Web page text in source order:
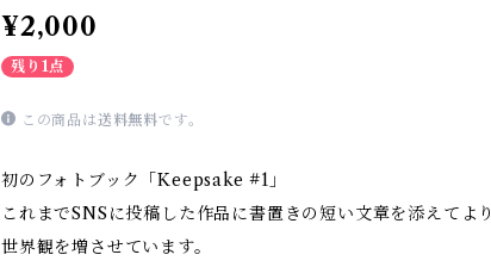
¥2,000
残り1点
この商品は送料無料です。
初のフォトブック「Keepsake #1」
これまでSNSに投稿した作品に書置きの短い文章を添えてより
世界観を増させています。